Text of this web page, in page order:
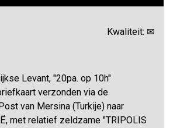
Kwaliteit: ✉
Levant, "20pa. op 10h"
verzonden via de
van Mersina (Turkije) naar
met relatief zeldzame "TRIPOLIS